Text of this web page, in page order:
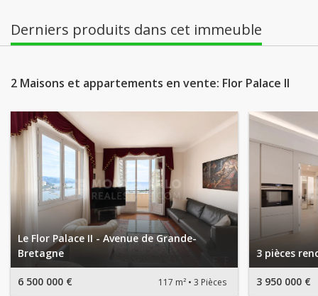
Derniers produits dans cet immeuble
2 Maisons et appartements en vente: Flor Palace II
Le Flor Palace II - Avenue de Grande-
Bretagne
6 500 000 € 117 m² 3 Pièces
3 pièces
3 950 000 €